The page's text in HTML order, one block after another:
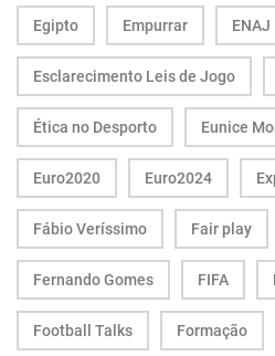
Egipto Empurrar ENAJ
Esclarecimento Leis de Jogo
Ética no Desporto Eunice
Euro2020 Euro2024
Fábio Veríssimo Fair play
Fernando Gomes FIFA
Football Talks Formação